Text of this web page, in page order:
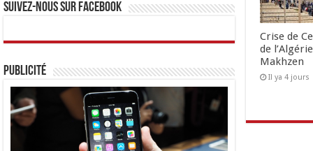
Crise de
de
Makhzen
Il ya 4 jours
Suivez-nous sur Facebook
Publicité